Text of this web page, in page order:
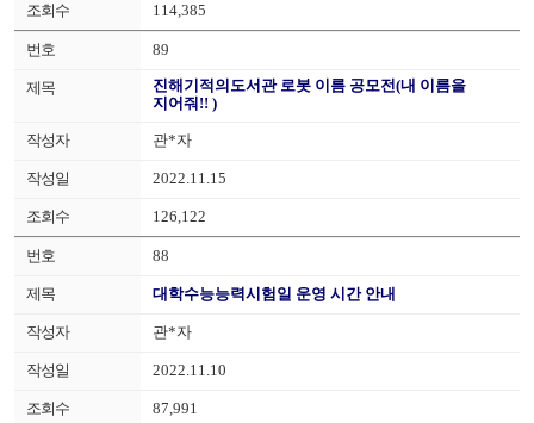
114,385
89
진해기적의도서관 로봇 이름 공모전(내 이름을
지어줘!! )
관*자
2022.11.15
126,122
88
대학수능능력시험일 운영 시간 안내
관*자
2022.11.10
87,991